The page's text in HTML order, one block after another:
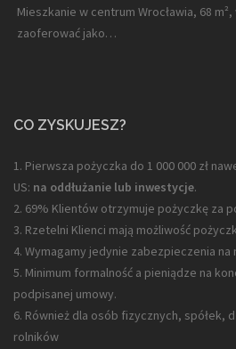
Mieszkanie w centrum Wrocławia, 68
zaoferować jako…
CO ZYSKUJESZ?
1. Pierwsza pożyczka do 1 000 000 zł
US: na oddłużanie lub inwestycje.
2. 69% Klientów otrzymuje pożyczkę za
3. Rzetelni Klienci mają możliwość
4. Wymagamy jedynie zabezpieczenia na
5. Minimum formalność a pieniądze na
podpisanej umowy.
6. Również dla osób fizycznych, spółek,
rolników